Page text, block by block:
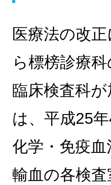
医療法の改
ら標榜診療
臨床検査科
は、平成25
化学・免疫
輸血の各検